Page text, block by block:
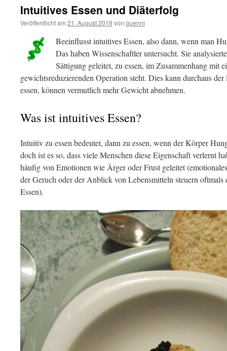
Intuitives Essen und Diäterfolg
Veröffentlicht am 21. August 2019 von guenni
Beeinflusst intuitives Essen, also dann, wenn man
Das haben Wissenschaftler untersucht. Sie
Sättigung geleitet, zu essen, im Zusammenhang mit
gewichtsreduzierenden Operation steht. Dies kann durchaus
essen, können vermutlich mehr Gewicht abnehmen.
Was ist intuitives Essen?
Intuitiv zu essen bedeutet, dann zu essen, wenn der Körper
doch ist es so, dass viele Menschen diese Eigenschaft verlernt
häufig von Emotionen wie Ärger oder Frust geleitet
der Geruch oder der Anblick von Lebensmitteln steuern oftmals
Essen).